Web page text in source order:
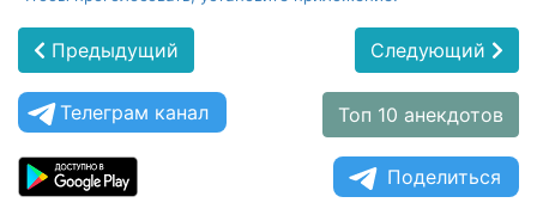
Предыдущий Следующий
Телеграм канал Топ 10 анекдотов
Поделиться